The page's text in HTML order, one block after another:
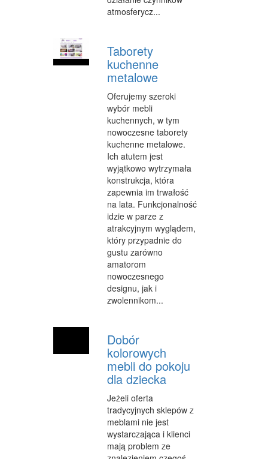
INNE AGENCJE
IMPREZY INTEGRACYJNE
HOBBY
ZAJĘCIA SPORTOWE I REKREACYJNE
PRODUKCJA
INFORMATYCZNE
RESTAURACJE, CATERING
FOTOGRAFIA
ADWOKACI, PORADY PRAWNE
SPRZĄTANIE, PORZĄDKOWANIE
SERWIS
OPIEKA
INNE USŁUGI
KURIER, PRZESYŁKI
WYCIECZKI
HOTELE I NOCLEGI
PODRÓŻE
ZDROWIE
DIETETYKA, ODCHUDZANIE
atmosferycz...
Taborety
kuchenne
metalowe
Oferujemy szeroki
wybór mebli
kuchennych, w tym
nowoczesne taborety
kuchenne metalowe.
Ich atutem jest
wyjątkowo wytrzymała
konstrukcja, która
zapewnia im trwałość
na lata. Funkcjonalność
idzie w parze z
atrakcyjnym wyglądem,
który przypadnie do
gustu zarówno
amatorom
nowoczesnego
designu, jak i
zwolennikom...
Dobór
kolorowych
mebli do pokoju
dla dziecka
Jeżeli oferta
tradycyjnych sklepów z
meblami nie jest
wystarczająca i klienci
mają problem ze